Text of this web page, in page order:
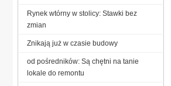
Rynek wtórny w stolicy: Stawki bez
zmian
Znikają już w czasie budowy
od pośredników: Są chętni na tanie
lokale do remontu